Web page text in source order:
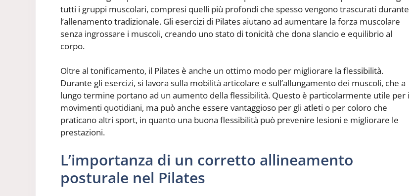
tutti i gruppi muscolari, compresi quelli più profondi che spesso vengono trascurati durante
l’allenamento tradizionale. Gli esercizi di Pilates aiutano ad aumentare la forza muscolare
senza ingrossare i muscoli, creando uno stato di tonicità che dona slancio e equilibrio al
corpo.
Oltre al tonificamento, il Pilates è anche un ottimo modo per migliorare la flessibilità.
Durante gli esercizi, si lavora sulla mobilità articolare e sull’allungamento dei muscoli, che a
lungo termine portano ad un aumento della flessibilità. Questo è particolarmente utile per i
movimenti quotidiani, ma può anche essere vantaggioso per gli atleti o per coloro che
praticano altri sport, in quanto una buona flessibilità può prevenire lesioni e migliorare le
prestazioni.
L’importanza di un corretto allineamento
posturale nel Pilates